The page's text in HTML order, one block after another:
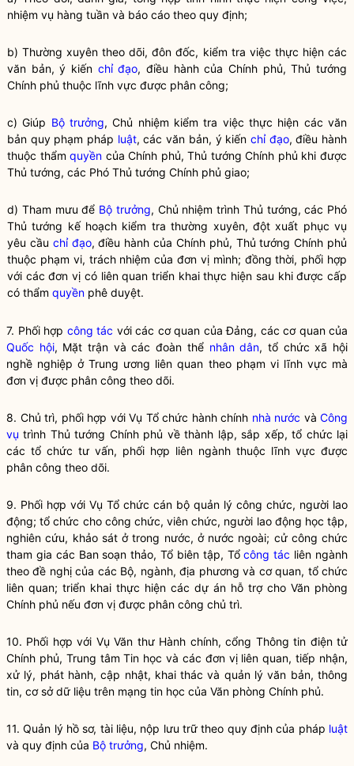
nhiệm vụ hàng tuần và báo cáo theo quy định;
b) Thường xuyên theo dõi, đôn đốc, kiểm tra việc thực hiện các
văn bản, ý kiến chỉ đạo, điều hành của Chính phủ, Thủ tướng
Chính phủ thuộc lĩnh vực được phân công;
c) Giúp Bộ trưởng, Chủ nhiệm kiểm tra việc thực hiện các văn
bản quy phạm pháp luật, các văn bản, ý kiến chỉ đạo, điều hành
thuộc thẩmquyền của Chính phủ, Thủ tướng Chính phủ khi được
Thủ tướng, các Phó Thủ tướng Chính phủ giao;
d) Tham mưu để Bộ trưởng, Chủ nhiệm trình Thủ tướng, các Phó
Thủ tướng kế hoạch kiểm tra thường xuyên, đột xuất phục vụ
yêu cầu chỉ đạo, điều hành của Chính phủ, Thủ tướng Chính phủ
thuộc phạm vi, trách nhiệm của đơn vị mình; đồng thời, phối hợp
với các đơn vị có liên quan triển khai thực hiện sau khi được cấp
có thẩm quyền phê duyệt.
7. Phối hợp công tác với các cơ quan của Đảng, các cơ quan của
Quốc hội, Mặt trận và các đoàn thể nhân dân, tổ chức xã hội
nghề nghiệp ở Trung ương liên quan theo phạm vi lĩnh vực mà
đơn vị được phân công theo dõi.
8. Chủ trì, phối hợp với Vụ Tổ chức hành chính nhà nước và Công
vụ trình Thủ tướng Chính phủ về thành lập, sắp xếp, tổ chức lại
các tổ chức tư vấn, phối hợp liên ngành thuộc lĩnh vực được
phân công theo dõi.
9. Phối hợp với Vụ Tổ chức cán bộ quản lý công chức, người lao
động; tổ chức cho công chức, viên chức, người lao động học tập,
nghiên cứu, khảo sát ở trong nước, ở nước ngoài; cử công chức
tham gia các Ban soạn thảo, Tổ biên tập, Tổcông tác liên ngành
theo đề nghị của các Bộ, ngành, địa phương và cơ quan, tổ chức
liên quan; triển khai thực hiện các dự án hỗ trợ cho Văn phòng
Chính phủ nếu đơn vị được phân công chủ trì.
10. Phối hợp với Vụ Văn thư Hành chính, cổng Thông tin điện tử
Chính phủ, Trung tâm Tin học và các đơn vị liên quan, tiếp nhận,
xử lý, phát hành, cập nhật, khai thác và quản lý văn bản, thông
tin, cơ sở dữ liệu trên mạng tin học của Văn phòng Chính phủ.
11. Quản lý hồ sơ, tài liệu, nộp lưu trữ theo quy định của pháp luật
và quy định của Bộ trưởng, Chủ nhiệm.